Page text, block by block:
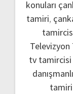
konuları
tamiri,
Televizyon
tv tamircisi
tamiri